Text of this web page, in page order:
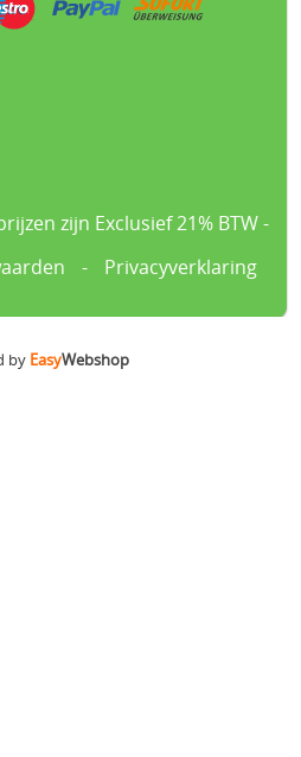
zijn Exclusief 21% BTW -
- Privacyverklaring
by EasyWebshop